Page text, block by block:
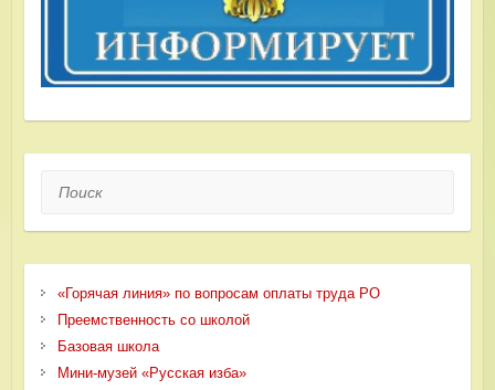
Поиск
«Горячая линия» по вопросам оплаты труда РО
Преемственность со школой
Базовая школа
Мини-музей «Русская изба»